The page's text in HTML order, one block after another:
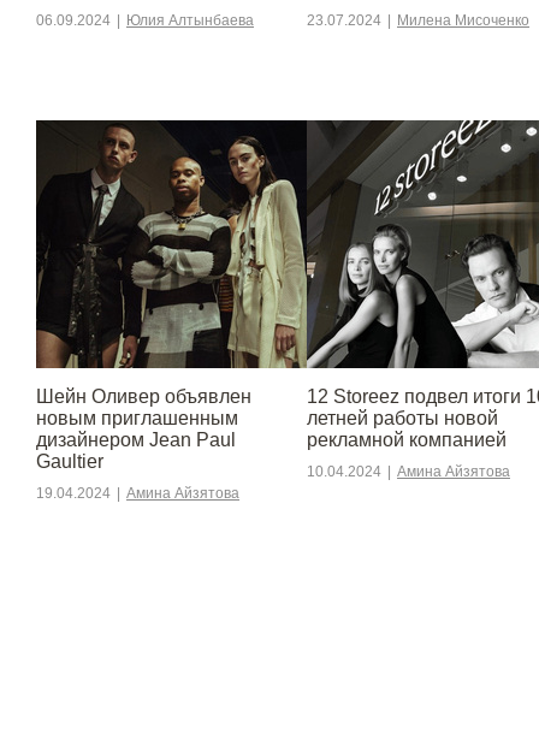
06.09.2024 | Юлия Алтынбаева 23.07.2024 | Милена Мисоченко
Шейн Оливер объявлен
новым приглашенным
дизайнером Jean Paul
Gaultier
19.04.2024 | Амина Айзятова
12 Storeez подвел итоги
летней работы новой
рекламной компанией
10.04.2024 | Амина Айзятова